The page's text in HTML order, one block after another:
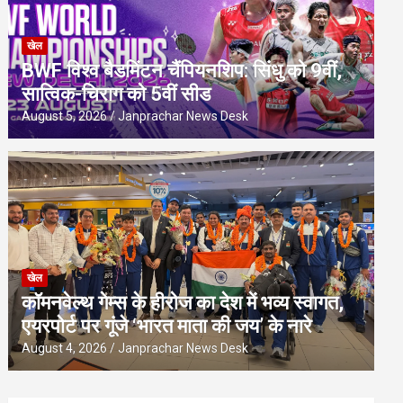
खेल
BWF विश्व बैडमिंटन चैंपियनशिप: सिंधु को 9वीं,
सात्विक-चिराग को 5वीं सीड
August 5, 2026 Janprachar News Desk
खेल
कॉमनवेल्थ गेम्स के हीरोज का देश में भव्य स्वागत,
एयरपोर्ट पर गूंजे ‘भारत माता की जय’ के नारे
August 4, 2026 Janprachar News Desk